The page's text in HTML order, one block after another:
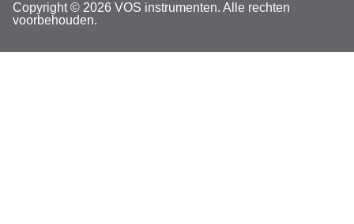
Copyright © 2026 VOS instrumenten. Alle rechten
voorbehouden.